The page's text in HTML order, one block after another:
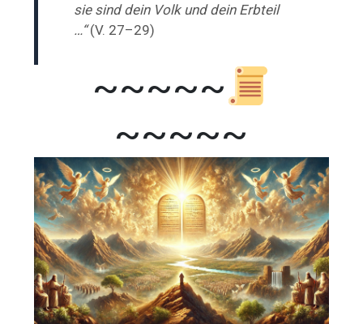
sie sind dein Volk und dein Erbteil
…“(V. 27–29)
~~~~~
~~~~~